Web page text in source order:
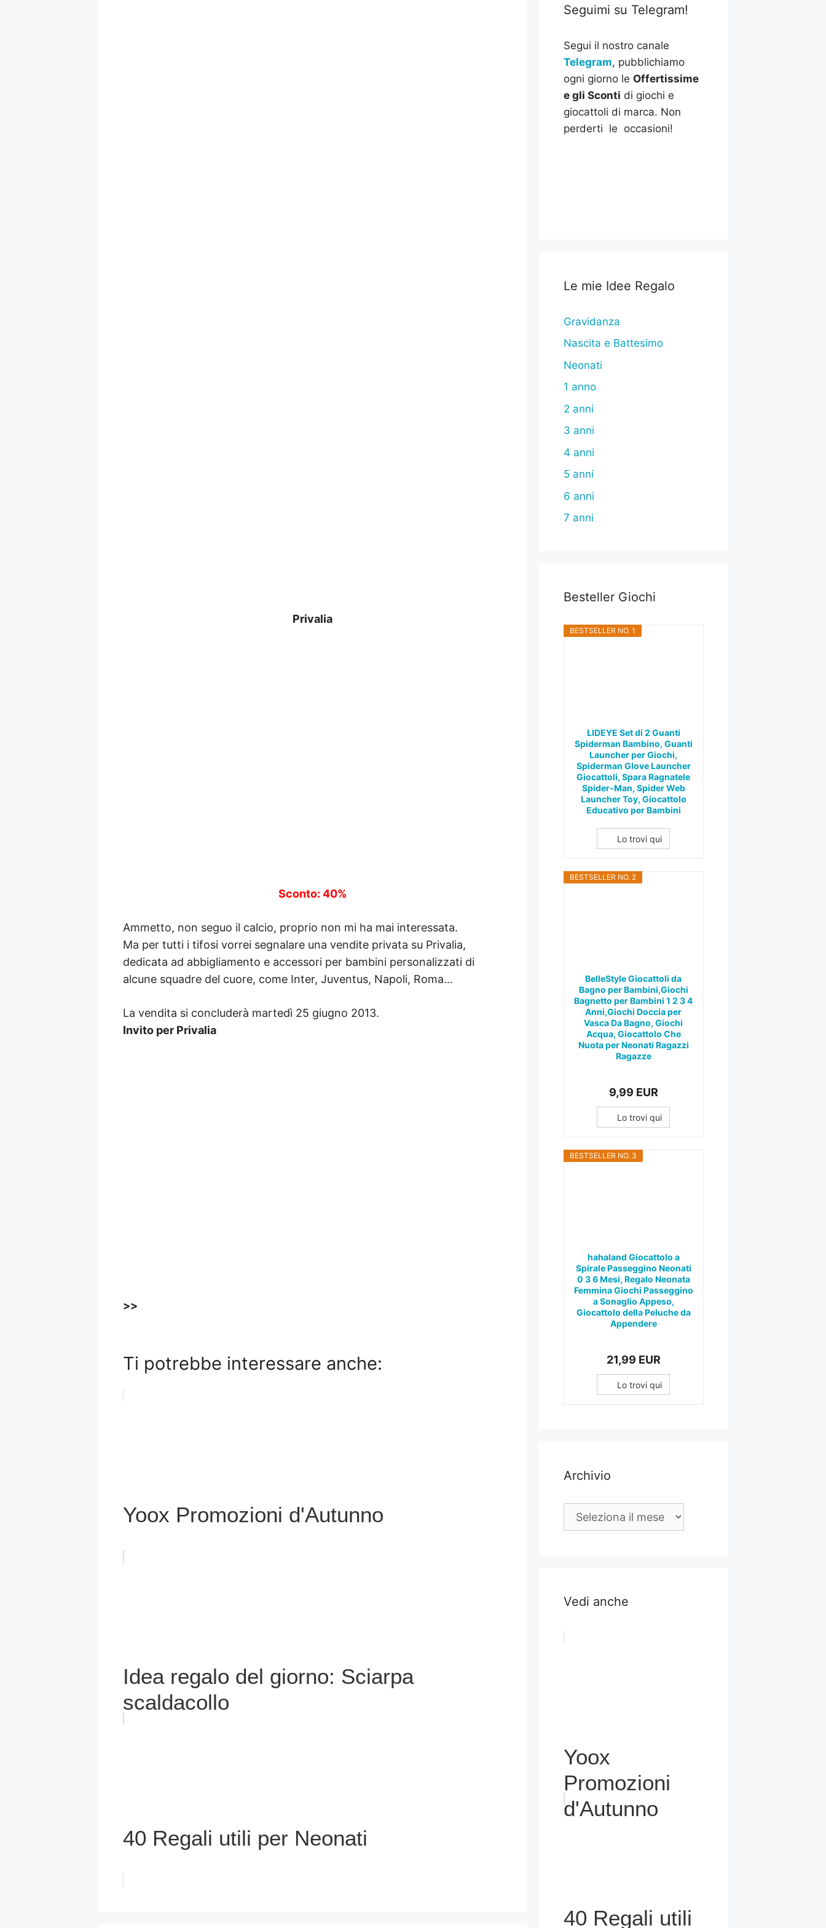
Privalia
Sconto: 40%
Ammetto, non seguo il calcio, proprio non mi ha mai interessata.
Ma per tutti i tifosi vorrei segnalare una vendite privata su Privalia,
dedicata ad abbigliamento e accessori per bambini personalizzati di
alcune squadre del cuore, come Inter, Juventus, Napoli, Roma…
La vendita si concluderà martedì 25 giugno 2013.
Invito per Privalia
>>
Ti potrebbe interessare anche:
Yoox Promozioni d'Autunno
Idea regalo del giorno: Sciarpa
scaldacollo
40 Regali utili per Neonati
Seguimi su Telegram!
Segui il nostro canale
Telegram, pubblichiamo
ogni giorno le Offertissime
e gli Sconti di giochi e
giocattoli di marca. Non
perderti le occasioni!
Le mie Idee Regalo
Gravidanza
Nascita e Battesimo
Neonati
1 anno
2 anni
3 anni
4 anni
5 anni
6 anni
7 anni
Besteller Giochi
BESTSELLER NO. 1
LIDEYE Set di 2 Guanti
Spiderman Bambino, Guanti
Launcher per Giochi,
Spiderman Glove Launcher
Giocattoli, Spara Ragnatele
Spider-Man, Spider Web
Launcher Toy, Giocattolo
Educativo per Bambini
Lo trovi qui
BESTSELLER NO. 2
BelleStyle Giocattoli da
Bagno per Bambini,Giochi
Bagnetto per Bambini 1 2 3 4
Anni,Giochi Doccia per
Vasca Da Bagno, Giochi
Acqua, Giocattolo Che
Nuota per Neonati Ragazzi
Ragazze
9,99 EUR
Lo trovi qui
BESTSELLER NO. 3
hahaland Giocattolo a
Spirale Passeggino Neonati
0 3 6 Mesi, Regalo Neonata
Femmina Giochi Passeggino
a Sonaglio Appeso,
Giocattolo della Peluche da
Appendere
21,99 EUR
Lo trovi qui
Archivio
Archivio
Vedi anche
Yoox
Promozioni
d'Autunno
40 Regali utili